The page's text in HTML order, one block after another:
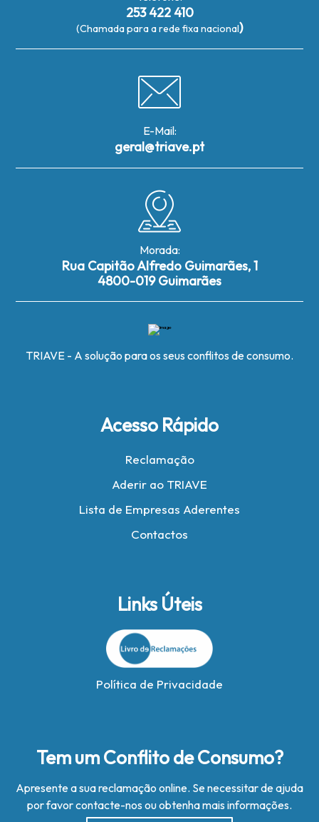
253 422 410
(Chamada para a rede fixa nacional)
E-Mail:
geral@triave.pt
Morada:
Rua Capitão Alfredo Guimarães, 1
4800-019 Guimarães
TRIAVE - A solução para os seus conflitos de consumo.
Acesso Rápido
Reclamação
Aderir ao TRIAVE
Lista de Empresas Aderentes
Contactos
Links Úteis
Política de Privacidade
Tem um Conflito de Consumo?
Apresente a sua reclamação online. Se necessitar de ajuda
por favor contacte-nos ou obtenha mais informações.